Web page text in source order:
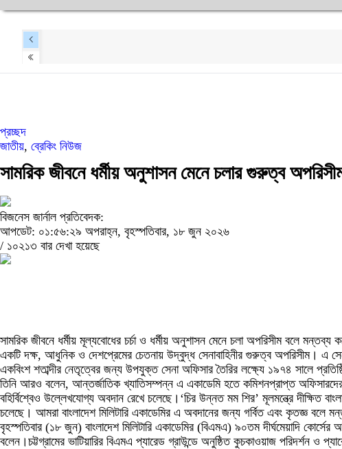
প্রচ্ছদ
জাতীয়, ব্রেকিং নিউজ
সামরিক জীবনে ধর্মীয় অনুশাসন মেনে চলার গুরুত্ব
বিজনেস জার্নাল প্রতিবেদক:
আপডেট: ০১:৫৬:২৯ অপরাহ্ন, বৃহস্পতিবার, ১৮ জুন ২০২৬
/ ১০২১৩ বার দেখা হয়েছে
সামরিক জীবনে ধর্মীয় মূল্যবোধের চর্চা ও ধর্মীয় অনুশাসন মেনে চলা অপরিসীম বলে
একটি দক্ষ, আধুনিক ও দেশপ্রেমের চেতনায় উদ্বুদ্ধ সেনাবাহিনীর গুরুত্ব অপরিসীম। এ
একবিংশ শতাব্দীর নেতৃত্বের জন্য উপযুক্ত সেনা অফিসার তৈরির লক্ষ্যে ১৯৭৪ সালে
তিনি আরও বলেন, আন্তর্জাতিক খ্যাতিসম্পন্ন এ একাডেমি হতে কমিশনপ্রাপ্ত অফিসারদের
বহির্বিশ্বেও উল্লেখযোগ্য অবদান রেখে চলেছে।‘চির উন্নত মম শির’ মূলমন্ত্রে দীক্ষিত
চলেছে। আমরা বাংলাদেশ মিলিটারি একাডেমির এ অবদানের জন্য গর্বিত এবং কৃতজ্ঞ বলে
বৃহস্পতিবার (১৮ জুন) বাংলাদেশ মিলিটারি একাডেমির (বিএমএ) ৯০তম দীর্ঘমেয়াদি
বলেন।চট্টগ্রামের ভাটিয়ারির বিএমএ প্যারেড গ্রাউন্ডে অনুষ্ঠিত কুচকাওয়াজ পরিদর্শন ও